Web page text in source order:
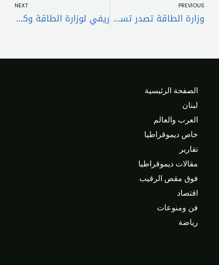
PREVIOUS
وزارة الطاقة تصدر تسعيرة المولدات الخاصة لشهر كانون الأول 2023
NEXT
ريفي لوزارة الطاقة وكهرباء لبنان: زوِّدوا طرابلس بالكهرباء
الصفحة الرئيسية
لبنان
العرب والعالم
خاص ديموقراطيا
تقارير
مقالات ديموقراطيا
فوق مقص الرقيب
اقتصاد
فن ومنوعات
رياضة